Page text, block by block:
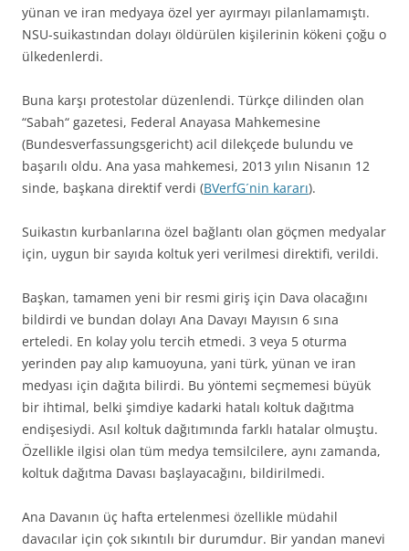
yünan ve iran medyaya özel yer ayırmayı pilanlamamıştı.
NSU-suikastından dolayı öldürülen kişilerinin kökeni çoğu o
ülkedenlerdi.
Buna karşı protestolar düzenlendi. Türkçe dilinden olan
“Sabah“ gazetesi, Federal Anayasa Mahkemesine
(Bundesverfassungsgericht) acil dilekçede bulundu ve
başarılı oldu. Ana yasa mahkemesi, 2013 yılın Nisanın 12
sinde, başkana direktif verdi (BVerfG´nin kararı).
Suikastın kurbanlarına özel bağlantı olan göçmen medyalar
için, uygun bir sayıda koltuk yeri verilmesi direktifi, verildi.
Başkan, tamamen yeni bir resmi giriş için Dava olacağını
bildirdi ve bundan dolayı Ana Davayı Mayısın 6 sına
erteledi. En kolay yolu tercih etmedi. 3 veya 5 oturma
yerinden pay alıp kamuoyuna, yani türk, yünan ve iran
medyası için dağıta bilirdi. Bu yöntemi seçmemesi büyük
bir ihtimal, belki şimdiye kadarki hatalı koltuk dağıtma
endişesiydi. Asıl koltuk dağıtımında farklı hatalar olmuştu.
Özellikle ilgisi olan tüm medya temsilcilere, aynı zamanda,
koltuk dağıtma Davası başlayacağını, bildirilmedi.
Ana Davanın üç hafta ertelenmesi özellikle müdahil
davacılar için çok sıkıntılı bir durumdur. Bir yandan manevi